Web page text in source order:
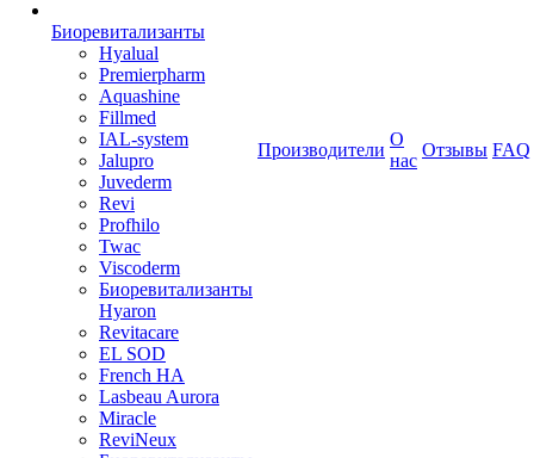
Биоревитализанты
Hyalual
Premierpharm
Aquashine
Fillmed
IAL-system
Jalupro
Juvederm
Revi
Profhilo
Twac
Viscoderm
Биоревитализанты
Hyaron
Revitacare
EL SOD
French HA
Lasbeau Aurora
Miracle
ReviNeux
Производители
О
нас
Отзывы FAQ